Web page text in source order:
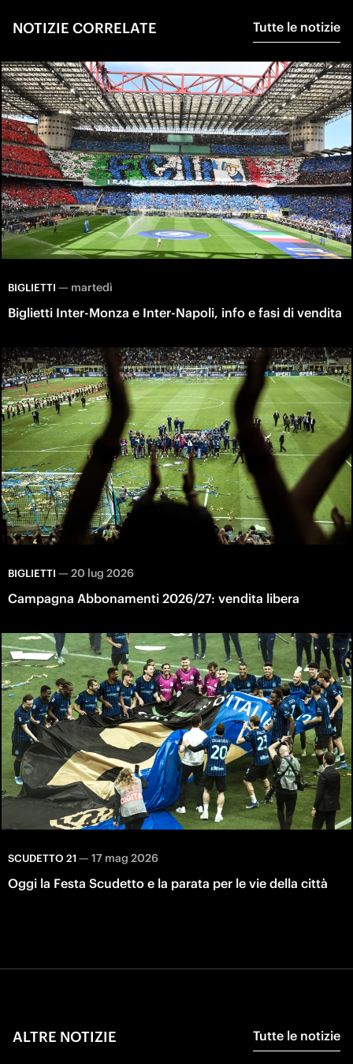
NOTIZIE CORRELATE Tutte le notizie
BIGLIETTI — martedì
Biglietti Inter-Monza e Inter-Napoli, info e fasi di vendita
BIGLIETTI — 20 lug 2026
Campagna Abbonamenti 2026/27: vendita libera
SCUDETTO 21— 17 mag 2026
Oggi la Festa Scudetto e la parata per le vie della città
ALTRE NOTIZIE Tutte le notizie